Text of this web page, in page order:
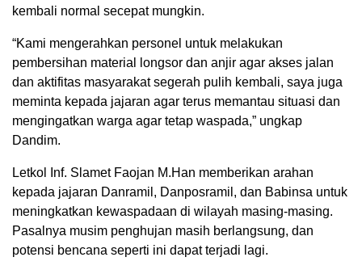
kembali normal secepat mungkin.
“Kami mengerahkan personel untuk melakukan
pembersihan material longsor dan anjir agar akses jalan
dan aktifitas masyarakat segerah pulih kembali, saya juga
meminta kepada jajaran agar terus memantau situasi dan
mengingatkan warga agar tetap waspada,” ungkap
Dandim.
Letkol Inf. Slamet Faojan M.Han memberikan arahan
kepada jajaran Danramil, Danposramil, dan Babinsa untuk
meningkatkan kewaspadaan di wilayah masing-masing.
Pasalnya musim penghujan masih berlangsung, dan
potensi bencana seperti ini dapat terjadi lagi.